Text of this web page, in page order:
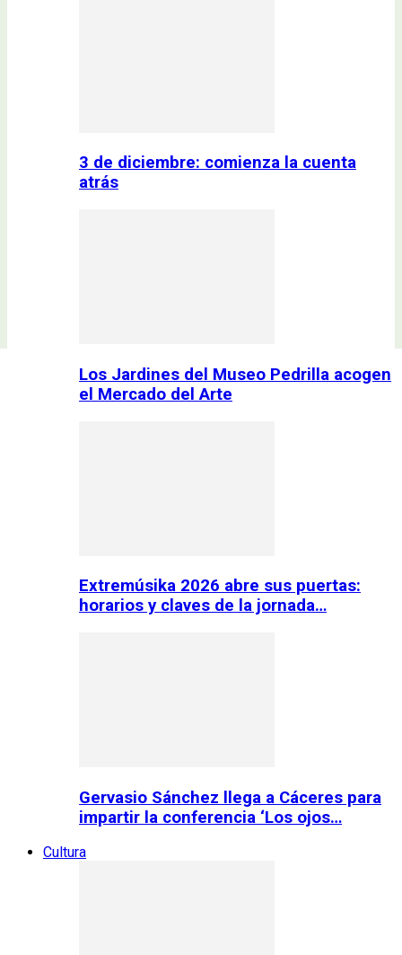
3 de diciembre: comienza la cuenta
atrás
Los Jardines del Museo Pedrilla acogen
el Mercado del Arte
Extremúsika 2026 abre sus puertas:
horarios y claves de la jornada…
Gervasio Sánchez llega a Cáceres para
impartir la conferencia ‘Los ojos…
Cultura